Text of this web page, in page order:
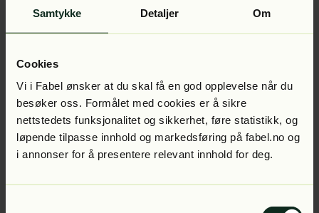
Samtykke Detaljer Om
Cookies
Vi i Fabel ønsker at du skal få en god opplevelse når du
besøker oss. Formålet med cookies er å sikre
nettstedets funksjonalitet og sikkerhet, føre statistikk, og
løpende tilpasse innhold og markedsføring på fabel.no og
i annonser for å presentere relevant innhold for deg.